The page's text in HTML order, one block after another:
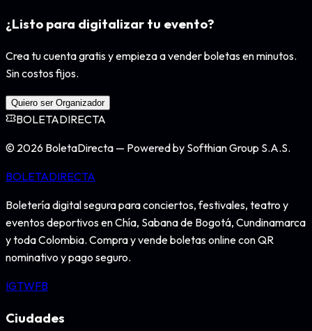
¿Listo para digitalizar tu evento?
Crea tu cuenta gratis y empieza a vender boletas en minutos.
Sin costos fijos.
Quiero ser Organizador
BOLETADIRECTA
© 2026 BoletaDirecta — Powered by Softhian Group S.A.S.
BOLETADIRECTA
Boletería digital segura para conciertos, festivales, teatro y
eventos deportivos en Chía, Sabana de Bogotá, Cundinamarca
y toda Colombia. Compra y vende boletas online con QR
nominativo y pago seguro.
IGTWFB
Ciudades